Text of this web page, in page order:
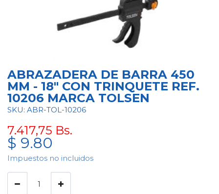
ABRAZADERA DE BARRA 450
MM - 18" CON TRINQUETE REF.
10206 MARCA TOLSEN
SKU: ABR-TOL-10206
7.417,75 Bs.
$ 9.80
Impuestos no incluidos